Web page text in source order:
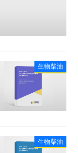
生物柴油
生物柴油